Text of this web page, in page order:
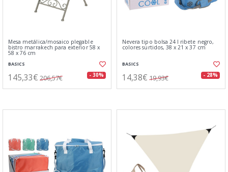
Mesa metálica/mosaico plegable
bistro marrakech para exterior 58 x
58 x 76 cm
BASICS
145,33€ 206,57€ - 30%
Nevera tipo bolsa 24 l ribete negro,
colores surtidos, 38 x 21 x 37 cm
BASICS
14,38€ 19,93€ - 28%